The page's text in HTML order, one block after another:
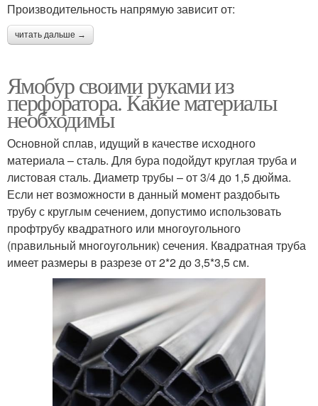
Производительность напрямую зависит от:
читать дальше →
Ямобур своими руками из
перфоратора. Какие материалы
необходимы
Основной сплав, идущий в качестве исходного
материала – сталь. Для бура подойдут круглая труба и
листовая сталь. Диаметр трубы – от 3/4 до 1,5 дюйма.
Если нет возможности в данный момент раздобыть
трубу с круглым сечением, допустимо использовать
профтрубу квадратного или многоугольного
(правильный многоугольник) сечения. Квадратная труба
имеет размеры в разрезе от 2*2 до 3,5*3,5 см.